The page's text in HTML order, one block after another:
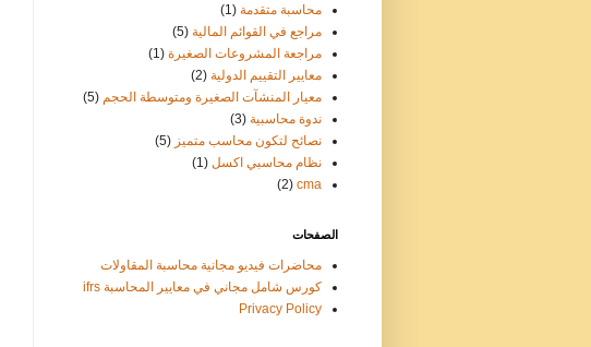
محاسبة متقدمة (1)
مراجع في القوائم المالية (5)
مراجعة المشروعات الصغيرة (1)
معايير التقييم الدولية (2)
معيار المنشآت الصغيرة ومتوسطة الحجم (5)
ندوة محاسبية (3)
نصائح لتكون محاسب متميز (5)
نظام محاسبي اكسل (1)
cma
(2)
الصفحات
محاضرات فيديو مجانية محاسبة المقاولات
كورس شامل مجاني في معايير المحاسبة ifrs
Privacy Policy